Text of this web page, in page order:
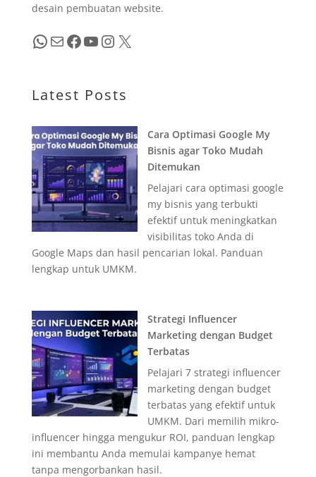
desain pembuatan website.
WhatsApp Mail Facebook YouTube InstagramX
Latest Posts
Cara Optimasi Google My
Bisnis agar Toko Mudah
Ditemukan
Pelajari cara optimasi google
my bisnis yang terbukti
efektif untuk meningkatkan
visibilitas toko Anda di
Google Maps dan hasil pencarian lokal. Panduan
lengkap untuk UMKM.
Strategi Influencer
Marketing dengan Budget
Terbatas
Pelajari 7 strategi influencer
marketing dengan budget
terbatas yang efektif untuk
UMKM. Dari memilih mikro-
influencer hingga mengukur ROI, panduan lengkap
ini membantu Anda memulai kampanye hemat
tanpa mengorbankan hasil.